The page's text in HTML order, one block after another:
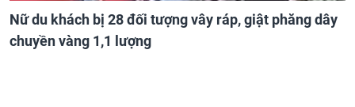
Nữ du khách bị 28 đối tượng vây ráp, giật phăng dây
chuyền vàng 1,1 lượng